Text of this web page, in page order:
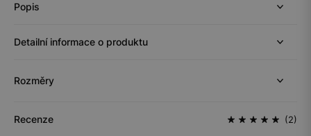
Popis
Detailní informace o produktu
Rozměry
Recenze (2)